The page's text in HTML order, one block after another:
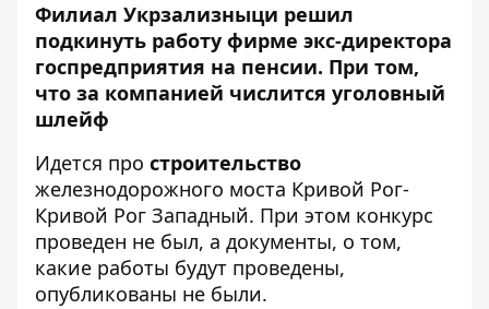
Филиал Укрзализныци решил
подкинуть работу фирме экс-директора
госпредприятия на пенсии. При том,
что за компанией числится уголовный
шлейф
Идется про строительство
железнодорожного моста Кривой Рог-
Кривой Рог Западный. При этом конкурс
проведен не был, а документы, о том,
какие работы будут проведены,
опубликованы не были.